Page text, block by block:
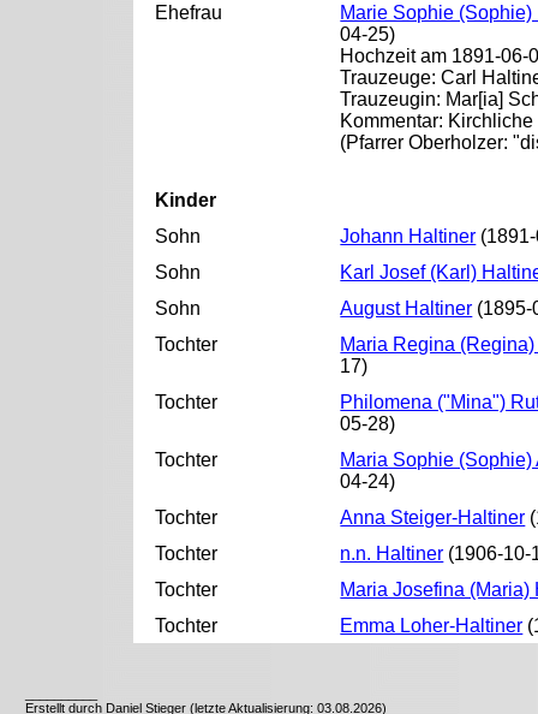
Ehefrau
Marie Sophie
04-25)
Hochzeit am 1891-06-
Trauzeuge: Carl
Trauzeugin: Mar[ia]
Kommentar:
(Pfarrer Oberholzer:
Kinder
Sohn
Johann Haltiner
Sohn
Karl Josef (Karl)
Sohn
August Haltiner (1895-
Tochter
Maria Regina
17)
Tochter
Philomena ("Mina")
05-28)
Tochter
Maria Sophie
04-24)
Tochter
Anna Steiger-Haltiner
Tochter
n.n. Haltiner (1906-10-
Tochter
Maria Josefina (Maria)
Tochter
Emma Loher-Haltiner
Erstellt durch Daniel Stieger (letzte Aktualisierung: 03.08.2026)